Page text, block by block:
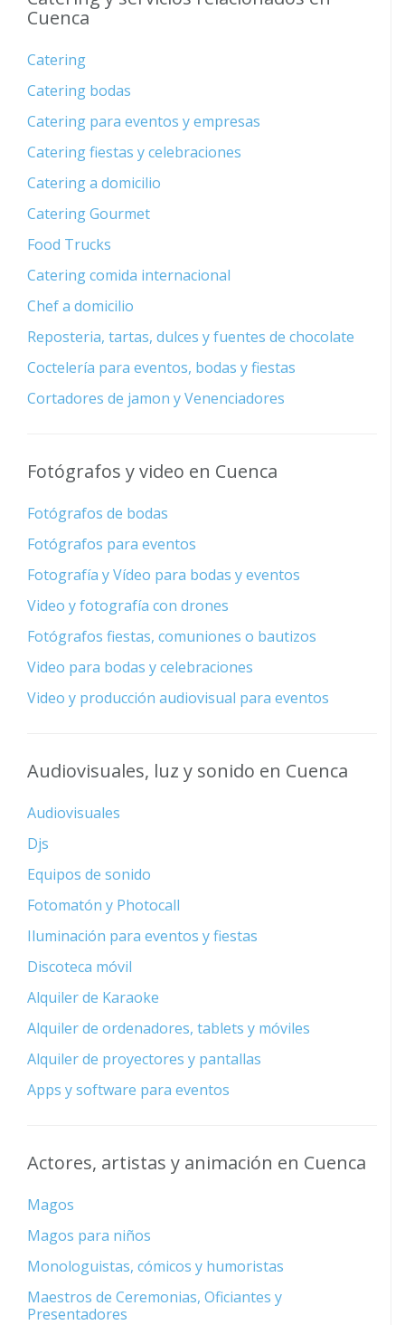
Cuenca
Catering
Catering bodas
Catering para eventos y empresas
Catering fiestas y celebraciones
Catering a domicilio
Catering Gourmet
Food Trucks
Catering comida internacional
Chef a domicilio
Reposteria, tartas, dulces y fuentes de chocolate
Coctelería para eventos, bodas y fiestas
Cortadores de jamon y Venenciadores
Fotógrafos y video en Cuenca
Fotógrafos de bodas
Fotógrafos para eventos
Fotografía y Vídeo para bodas y eventos
Video y fotografía con drones
Fotógrafos fiestas, comuniones o bautizos
Video para bodas y celebraciones
Video y producción audiovisual para eventos
Audiovisuales, luz y sonido en Cuenca
Audiovisuales
Djs
Equipos de sonido
Fotomatón y Photocall
Iluminación para eventos y fiestas
Discoteca móvil
Alquiler de Karaoke
Alquiler de ordenadores, tablets y móviles
Alquiler de proyectores y pantallas
Apps y software para eventos
Actores, artistas y animación en Cuenca
Magos
Magos para niños
Monologuistas, cómicos y humoristas
Maestros de Ceremonias, Oficiantes y
Presentadores